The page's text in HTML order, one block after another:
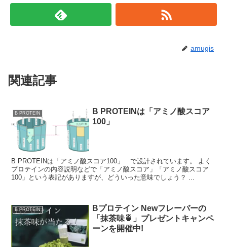
amugis
関連記事
B PROTEIN
B PROTEINは「アミノ酸スコア
100」
B PROTEINは「アミノ酸スコア100」 で設計されています。 よく
プロテインの内容説明などで「アミノ酸スコア」「アミノ酸スコア
100」という表記がありますが、どういった意味でしょう？ ...
B PROTEIN
Bプロテイン Newフレーバーの
「抹茶味🍵」プレゼントキャンペ
ーンを開催中!